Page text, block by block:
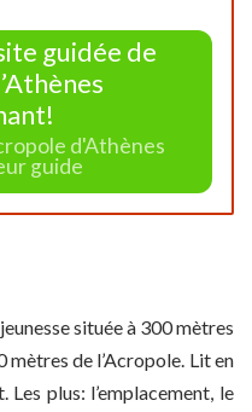
guidée de
d'Athènes
guide
située à 300 mètres
de l’Acropole. Lit en
plus: l’emplacement, le